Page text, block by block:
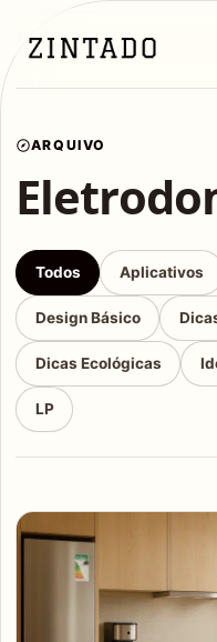
ARQUIVO
Todos Aplicativos
Design Básico
Dicas Ecológicas
LP
Articles